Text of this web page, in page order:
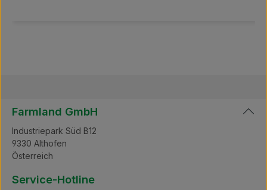
Vakuumsäcken – für eine organisierte und effiziente
Lagerung. Bestellen Sie noch heute und erleben Sie,
wie einfach es sein kann, Ihre Lebensmittel frisch und
köstlich zu halten! Übersicht Größe: 30 x 40 cm
Farmland GmbH
Industriepark Süd B12
9330 Althofen
Österreich
Service-Hotline